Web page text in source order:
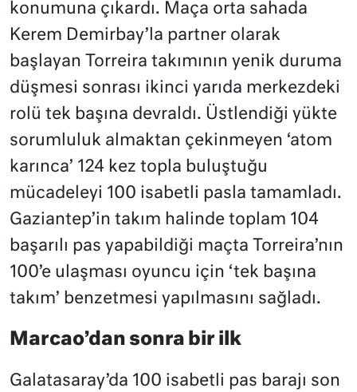
konumuna çıkardı. Maça orta sahada
Kerem Demirbay’la partner olarak
başlayan Torreira takımının yenik duruma
düşmesi sonrası ikinci yarıda merkezdeki
rolü tek başına devraldı. Üstlendiği yükte
sorumluluk almaktan çekinmeyen ‘atom
karınca’ 124 kez topla buluştuğu
mücadeleyi 100 isabetli pasla tamamladı.
Gaziantep’in takım halinde toplam 104
başarılı pas yapabildiği maçta Torreira’nın
100’e ulaşması oyuncu için ‘tek başına
takım’ benzetmesi yapılmasını sağladı.
Marcao’dan sonra bir ilk
Galatasaray’da 100 isabetli pas barajı son